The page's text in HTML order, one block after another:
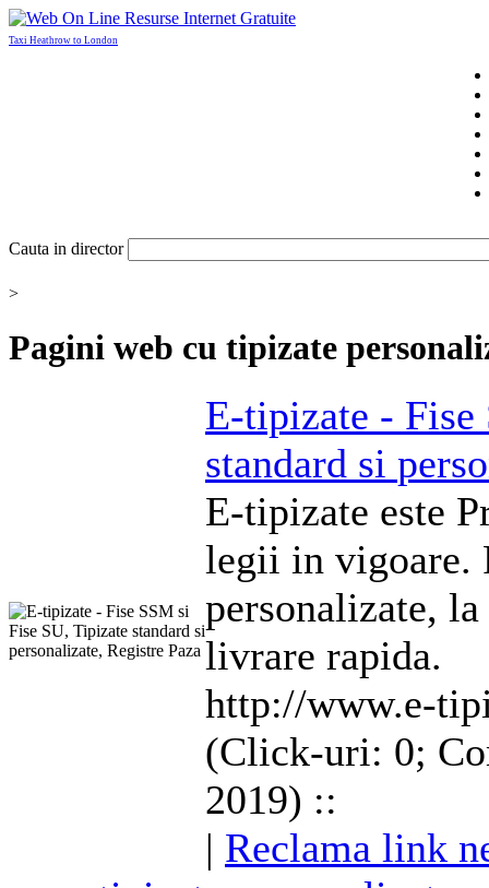
Taxi Heathrow to London
Cauta in director
>
Pagini web cu tipizate
E-tipizate - Fise
standard si
E-tipizate este
legii in vigoare.
personalizate, la
livrare rapida.
http://www.e-
(Click-uri: 0;
2019) ::
| Reclama link